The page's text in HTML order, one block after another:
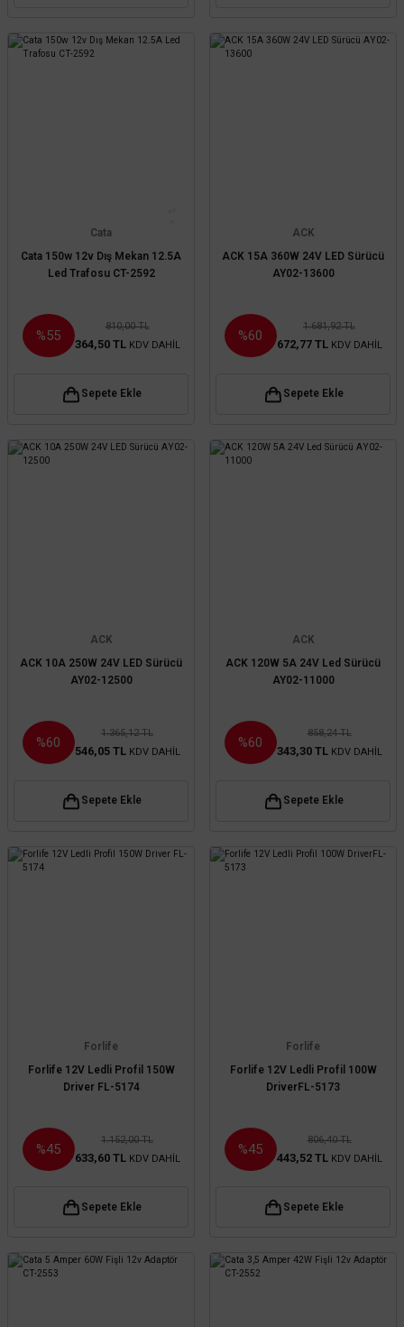
Cata
Cata 150w 12v Dış Mekan 12.5A
Led Trafosu CT-2592
%55
810,00 TL
364,50 TL KDV DAHİL
Sepete Ekle
ACK
ACK 15A 360W 24V LED Sürücü
AY02-13600
%60
1.681,92 TL
672,77 TL KDV DAHİL
Sepete Ekle
ACK
ACK 10A 250W 24V LED Sürücü
AY02-12500
%60
1.365,12 TL
546,05 TL KDV DAHİL
Sepete Ekle
ACK
ACK 120W 5A 24V Led Sürücü
AY02-11000
%60
858,24 TL
343,30 TL KDV DAHİL
Sepete Ekle
Forlife
Forlife 12V Ledli Profil 150W
Driver FL-5174
%45
1.152,00 TL
633,60 TL KDV DAHİL
Sepete Ekle
Forlife
Forlife 12V Ledli Profil 100W
DriverFL-5173
%45
806,40 TL
443,52 TL KDV DAHİL
Sepete Ekle